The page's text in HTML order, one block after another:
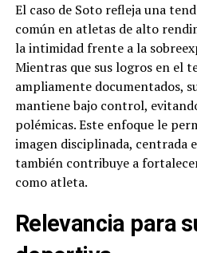
El caso de Soto refleja una
común en atletas de alto
la intimidad frente a la
Mientras que sus logros en el
ampliamente documentados,
mantiene bajo control,
polémicas. Este enfoque le
imagen disciplinada, centrada
también contribuye a
como atleta.
Relevancia para